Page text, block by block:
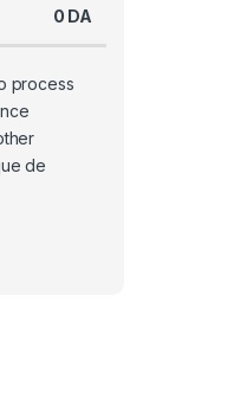
0 DA
process
de